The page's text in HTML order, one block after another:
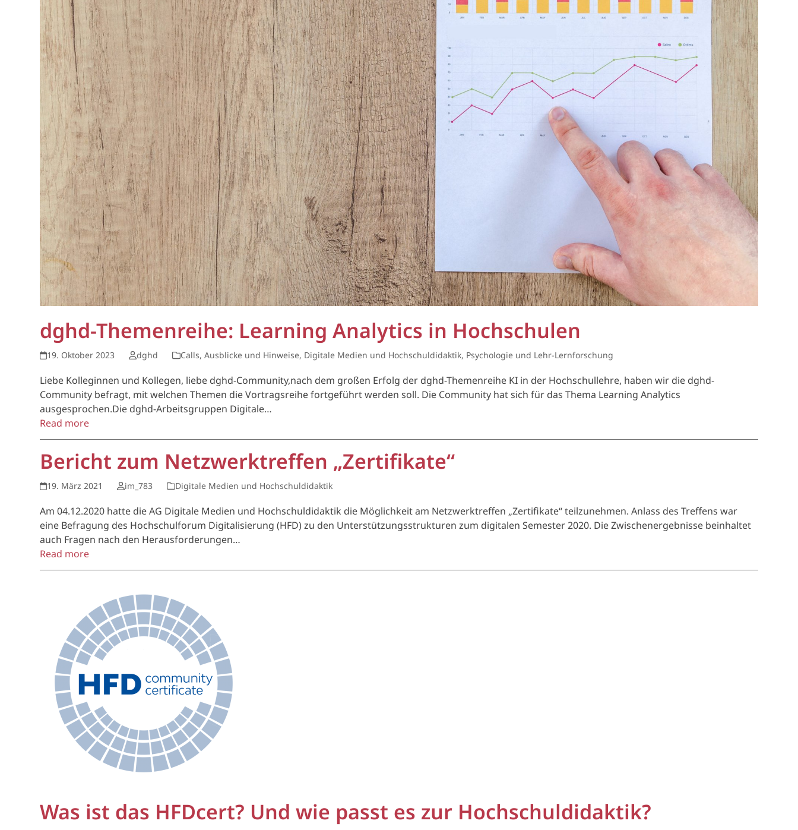
dghd-Themenreihe: Learning Analytics in Hochschulen
19. Oktober 2023 dghd Calls, Ausblicke und Hinweise, Digitale Medien und Hochschuldidaktik, Psychologie und Lehr-Lernforschung
Liebe Kolleginnen und Kollegen, liebe dghd-Community,nach dem großen Erfolg der dghd-Themenreihe KI in der Hochschullehre, haben wir die dghd-
Community befragt, mit welchen Themen die Vortragsreihe fortgeführt werden soll. Die Community hat sich für das Thema Learning Analytics
ausgesprochen.Die dghd-Arbeitsgruppen Digitale…
Read more
Bericht zum Netzwerktreffen „Zertifikate“
19. März 2021 im_783 Digitale Medien und Hochschuldidaktik
Am 04.12.2020 hatte die AG Digitale Medien und Hochschuldidaktik die Möglichkeit am Netzwerktreffen „Zertifikate“ teilzunehmen. Anlass des Treffens war
eine Befragung des Hochschulforum Digitalisierung (HFD) zu den Unterstützungsstrukturen zum digitalen Semester 2020. Die Zwischenergebnisse beinhaltet
auch Fragen nach den Herausforderungen…
Read more
Was ist das HFDcert? Und wie passt es zur Hochschuldidaktik?